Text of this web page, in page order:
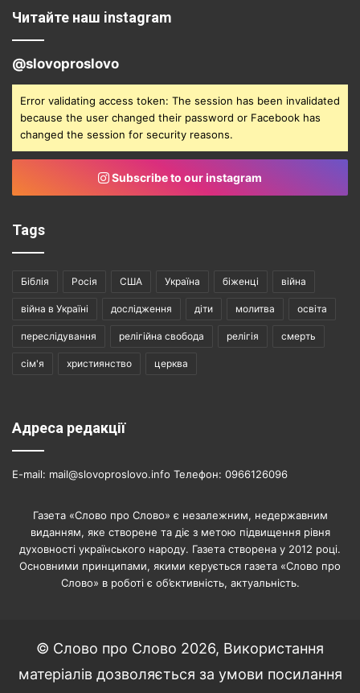
Читайте наш instagram
@slovoproslovo
Error validating access token: The session has been invalidated
because the user changed their password or Facebook has
changed the session for security reasons.
Subscribe to our instagram
Tags
Біблія Росія США Україна біженці війна
війна в Україні дослідження діти молитва освіта
переслідування релігійна свобода релігія смерть
сім'я християнство церква
Адреса редакції
E-mail: mail@slovoproslovo.info Телефон: 0966126096
Газета «Слово про Слово» є незалежним, недержавним
виданням, яке створене та діє з метою підвищення рівня
духовності українського народу. Газета створена у 2012 році.
Основними принципами, якими керується газета «Слово про
Слово» в роботі є об’єктивність, актуальність.
© Слово про Слово 2026, Використання
матеріалів дозволяється за умови посилання